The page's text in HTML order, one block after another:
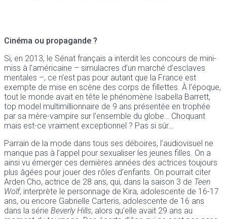
Cinéma ou propagande ?
Si, en 2013, le Sénat français a interdit les concours de mini-
miss à l’américaine – simulacres d’un marché d’esclaves
mentales –, ce n’est pas pour autant que la France est
exempte de mise en scène des corps de fillettes. À l’époque,
tout le monde avait en tête le phénomène Isabella Barrett,
top model multimillionnaire de 9 ans présentée en trophée
par sa mère-vampire sur l’ensemble du globe… Choquant
mais est-ce vraiment exceptionnel ? Pas si sûr…
Parrain de la mode dans tous ses déboires, l’audiovisuel ne
manque pas à l’appel pour sexualiser les jeunes filles. On a
ainsi vu émerger ces dernières années des actrices toujours
plus âgées pour jouer des rôles d’enfants. On pourrait citer
Arden Cho, actrice de 28 ans, qui, dans la saison 3 de Teen
Wolf, interprète le personnage de Kira, adolescente de 16-17
ans, ou encore Gabrielle Carteris, adolescente de 16 ans
dans la série Beverly Hills, alors qu’elle avait 29 ans au